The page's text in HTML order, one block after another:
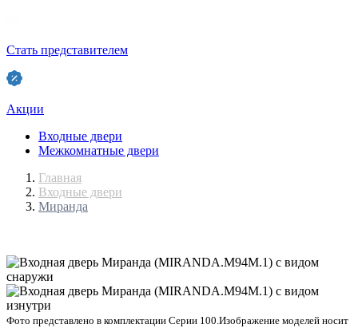
Стать представителем
Акции
Входные двери
Межкомнатные двери
Главная
Входные двери
Миранда
Фото представлено в комплектации Серии 100.Изображение моделей носит